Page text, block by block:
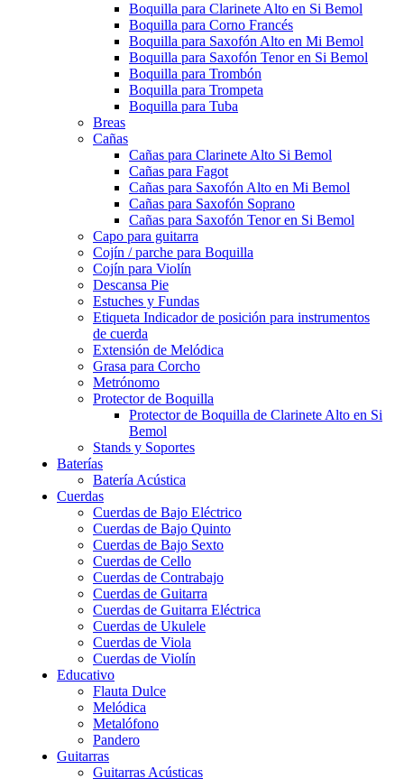
Boquilla para Clarinete Alto en Si Bemol
Boquilla para Corno Francés
Boquilla para Saxofón Alto en Mi Bemol
Boquilla para Saxofón Tenor en Si Bemol
Boquilla para Trombón
Boquilla para Trompeta
Boquilla para Tuba
Breas
Cañas
Cañas para Clarinete Alto Si Bemol
Cañas para Fagot
Cañas para Saxofón Alto en Mi Bemol
Cañas para Saxofón Soprano
Cañas para Saxofón Tenor en Si Bemol
Capo para guitarra
Cojín / parche para Boquilla
Cojín para Violín
Descansa Pie
Estuches y Fundas
Etiqueta Indicador de posición para instrumentos
de cuerda
Extensión de Melódica
Grasa para Corcho
Metrónomo
Protector de Boquilla
Protector de Boquilla de Clarinete Alto en Si
Bemol
Stands y Soportes
Baterías
Batería Acústica
Cuerdas
Cuerdas de Bajo Eléctrico
Cuerdas de Bajo Quinto
Cuerdas de Bajo Sexto
Cuerdas de Cello
Cuerdas de Contrabajo
Cuerdas de Guitarra
Cuerdas de Guitarra Eléctrica
Cuerdas de Ukulele
Cuerdas de Viola
Cuerdas de Violín
Educativo
Flauta Dulce
Melódica
Metalófono
Pandero
Guitarras
Guitarras Acústicas